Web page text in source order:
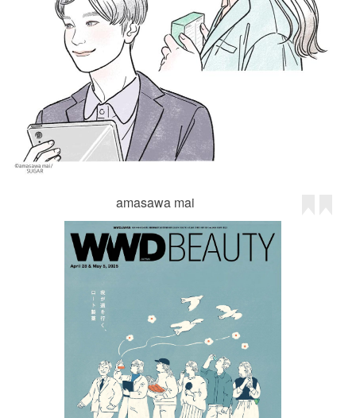
amasawa mai